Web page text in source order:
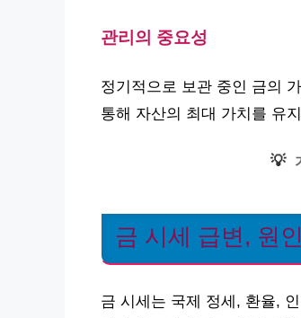
관리의 중요성
정기적으로 보관 중인 금의
통해 자산의 최대 가치를 유
💡
금 시세 급변, 원
금 시세는 국제 정세, 환율,